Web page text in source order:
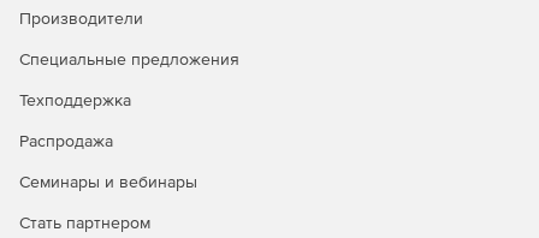
Предлагает доступ к ассортименту шаблонов меню
темы, подходящие для домашнего видео,
видеоматериалы о путешествиях, праздничные
Производители
Специальные предложения
Техподдержка
Распродажа
Семинары и вебинары
Стать партнером